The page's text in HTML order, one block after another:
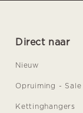
Direct naar
Nieuw
Opruiming - Sale
Kettinghangers